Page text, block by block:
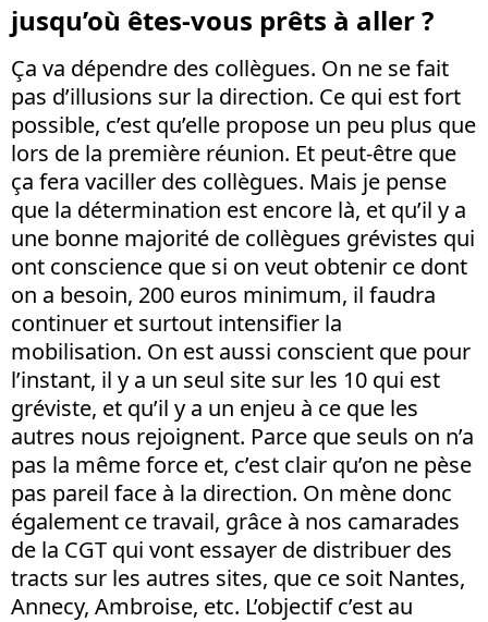
jusqu’où êtes-vous prêts à aller ?
Ça va dépendre des collègues. On ne se fait
pas d’illusions sur la direction. Ce qui est fort
possible, c’est qu’elle propose un peu plus que
lors de la première réunion. Et peut-être que
ça fera vaciller des collègues. Mais je pense
que la détermination est encore là, et qu’il y a
une bonne majorité de collègues grévistes qui
ont conscience que si on veut obtenir ce dont
on a besoin, 200 euros minimum, il faudra
continuer et surtout intensifier la
mobilisation. On est aussi conscient que pour
l’instant, il y a un seul site sur les 10 qui est
gréviste, et qu’il y a un enjeu à ce que les
autres nous rejoignent. Parce que seuls on n’a
pas la même force et, c’est clair qu’on ne pèse
pas pareil face à la direction. On mène donc
également ce travail, grâce à nos camarades
de la CGT qui vont essayer de distribuer des
tracts sur les autres sites, que ce soit Nantes,
Annecy, Ambroise, etc. L’objectif c’est au